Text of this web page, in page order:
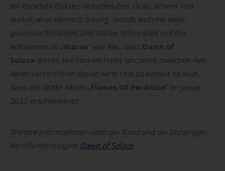
ein ehrliches Bild der aktuellen Zeit: Grau, schwer und
dunkel, aber dennoch traurig, jedoch auch mit einer
gewissen Schönheit und Stärke. Schon während der
Aufnahmen zu „Waves “ war klar, dass Dawn of
Solace dieses Mal kein weiteres Jahrzehnt zwischen den
Alben verstreichen lassen wird. Und so kommt es auch,
dass das dritte Album „Flames Of Perdition “ im Januar
2022 erschienen ist.
Weitere Informationen über die Band und die bisherigen
Veröffentlichungen: Dawn of Solace